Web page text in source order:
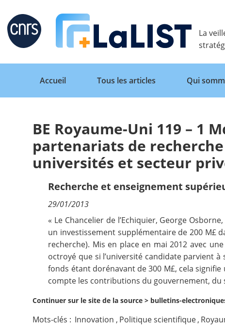
Retour
Accueil
Tous les articles
Qui sommes nous ?
Nous suivre
La
Accueil
Tous les articles Qui
BE Royaume-Uni 119 – 1
partenariats de
universités et secteur
Recherche et enseignement
29/01/2013
« Le Chancelier de l’Echiquier, George
un investissement supplémentaire de 200 M£
recherche). Mis en place en mai 2012 avec
octroyé que si l’université candidate parvient
fonds étant dorénavant de 300 M£, cela
compte les contributions du gouvernement,
Continuer sur le site de la source > bulletins-
Mots-clés : Innovation , Politique scientifique,